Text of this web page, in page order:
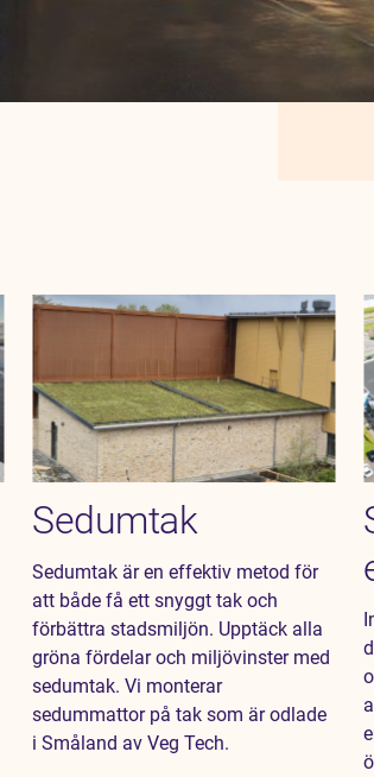
Sedumtak
Sedumtak är en effektiv metod för
att både få ett snyggt tak och
förbättra stadsmiljön. Upptäck alla
gröna fördelar och miljövinster med
sedumtak. Vi monterar
sedummattor på tak som är odlade
i Småland av Veg Tech.